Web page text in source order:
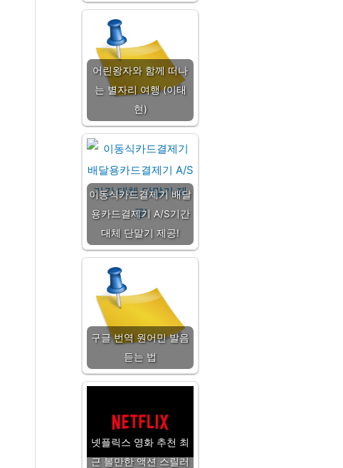
어린왕자와 함께 떠나
는 별자리 여행 (이태
현)
이동식카드결제기 배달
용카드결제기 A/S기간
대체 단말기 제공!
구글 번역 원어민 발음
듣는 법
넷플릭스 영화 추천 최
근 볼만한 액션 스릴러